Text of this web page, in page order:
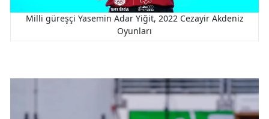
Milli güreşçi Yasemin Adar Yiğit, 2022 Cezayir Akdeniz
Oyunları